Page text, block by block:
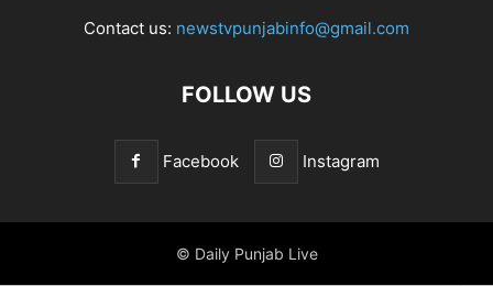
Contact us: newstvpunjabinfo@gmail.com
FOLLOW US
Facebook Instagram
© Daily Punjab Live